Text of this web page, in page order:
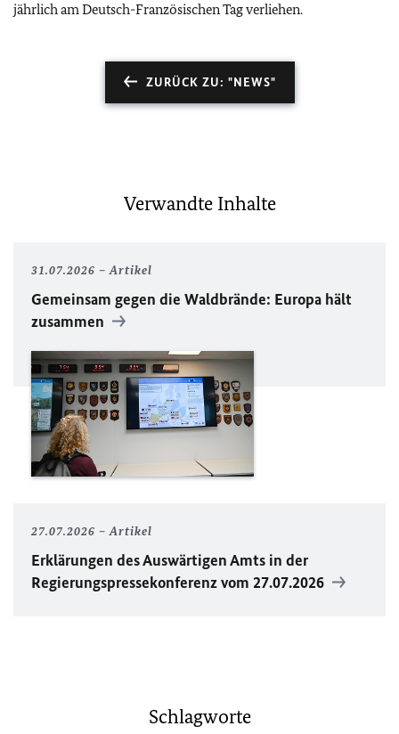
jährlich am Deutsch-Französischen Tag verliehen.
ZURÜCK ZU: "NEWS"
Verwandte Inhalte
31.07.2026 Artikel
Gemeinsam gegen die Waldbrände: Europa hält
zusammen
27.07.2026 Artikel
Erklärungen des Auswärtigen Amts in der
Regierungspressekonferenz vom 27.07.2026
Schlagworte